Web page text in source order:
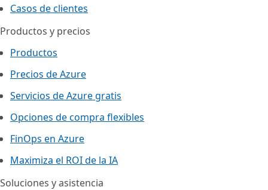
Casos de clientes
Productos y precios
Productos
Precios de Azure
Servicios de Azure gratis
Opciones de compra flexibles
FinOps en Azure
Maximiza el ROI de la IA
Soluciones y asistencia